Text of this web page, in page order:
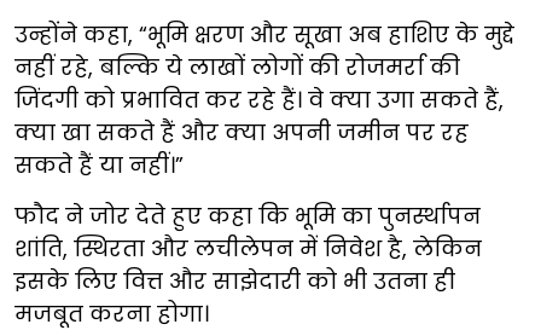
उन्होंने कहा, “भूमि क्षरण और सूखा अब हाशिए के मुद्दे
नहीं रहे, बल्कि ये लाखों लोगों की रोजमर्रा की
जिंदगी को प्रभावित कर रहे हैं। वे क्या उगा सकते हैं,
क्या खा सकते हैं और क्या अपनी जमीन पर रह
सकते हैं या नहीं।”
फौद ने जोर देते हुए कहा कि भूमि का पुनर्स्थापन
शांति, स्थिरता और लचीलेपन में निवेश है, लेकिन
इसके लिए वित्त और साझेदारी को भी उतना ही
मजबूत करना होगा।